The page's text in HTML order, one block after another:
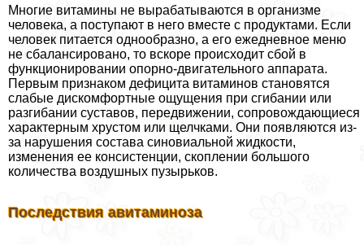
Многие витамины не выpaбатываются в организме
человека, а поступают в него вместе с продуктами. Если
человек питается однообразно, а его ежедневное меню
не сбалансировано, то вскоре происходит сбой в
функционировании опopно-двигательного аппарата.
Первым признаком дефицита витаминов становятся
слабые дискомфортные ощущения при сгибании или
разгибании суставов, передвижении, сопровождающиеся
хаpaктерным хрустом или щелчками. Они появляются из-
за нарушения состава синовиальной жидкости,
изменения ее консистенции, скоплении большого
количества воздушных пузырьков.
Последствия авитаминоза